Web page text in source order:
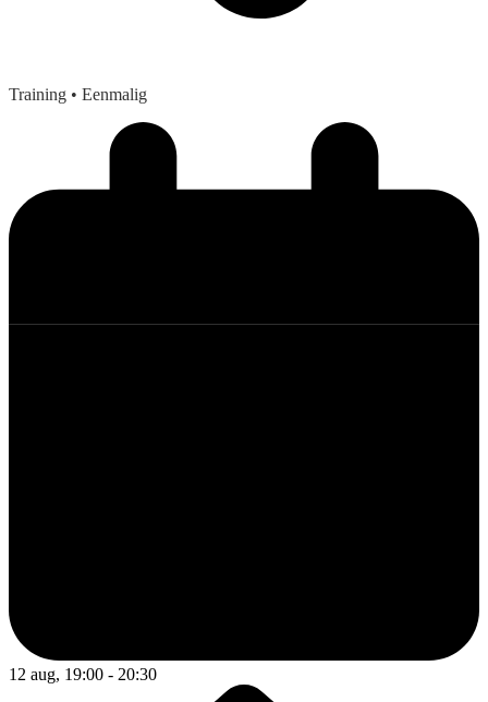
Training • Eenmalig
12 aug, 19:00 - 20:30